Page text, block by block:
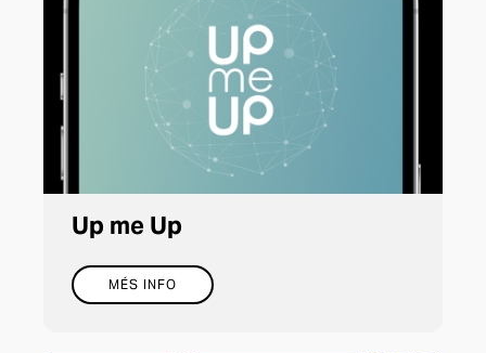
Up me Up
MÉS INFO